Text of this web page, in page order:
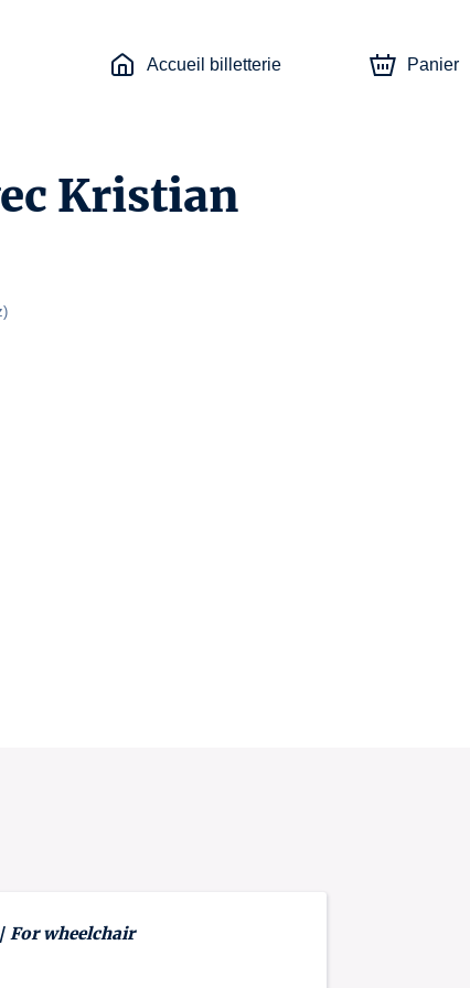
Accueil billetterie Panier
Kristian
)
For wheelchair